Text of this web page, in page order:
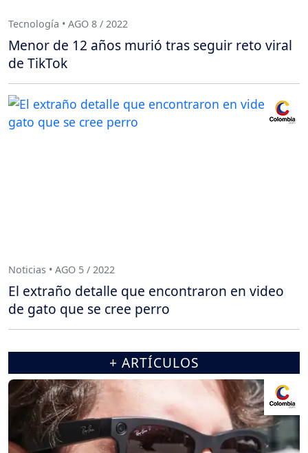
Tecnología • AGO 8 / 2022
Menor de 12 años murió tras seguir reto viral
de TikTok
Noticias • AGO 5 / 2022
El extraño detalle que encontraron en video
de gato que se cree perro
+ ARTÍCULOS